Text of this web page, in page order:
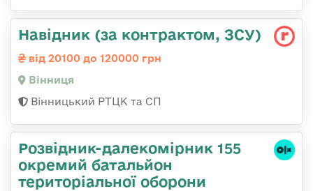
Навідник (за контрактом, ЗСУ)
від 20100 до 120000 грн
Вінниця
Вінницький РТЦК та СП
Розвідник-далекомірник 155
окремий батальйон
територіальної оборони